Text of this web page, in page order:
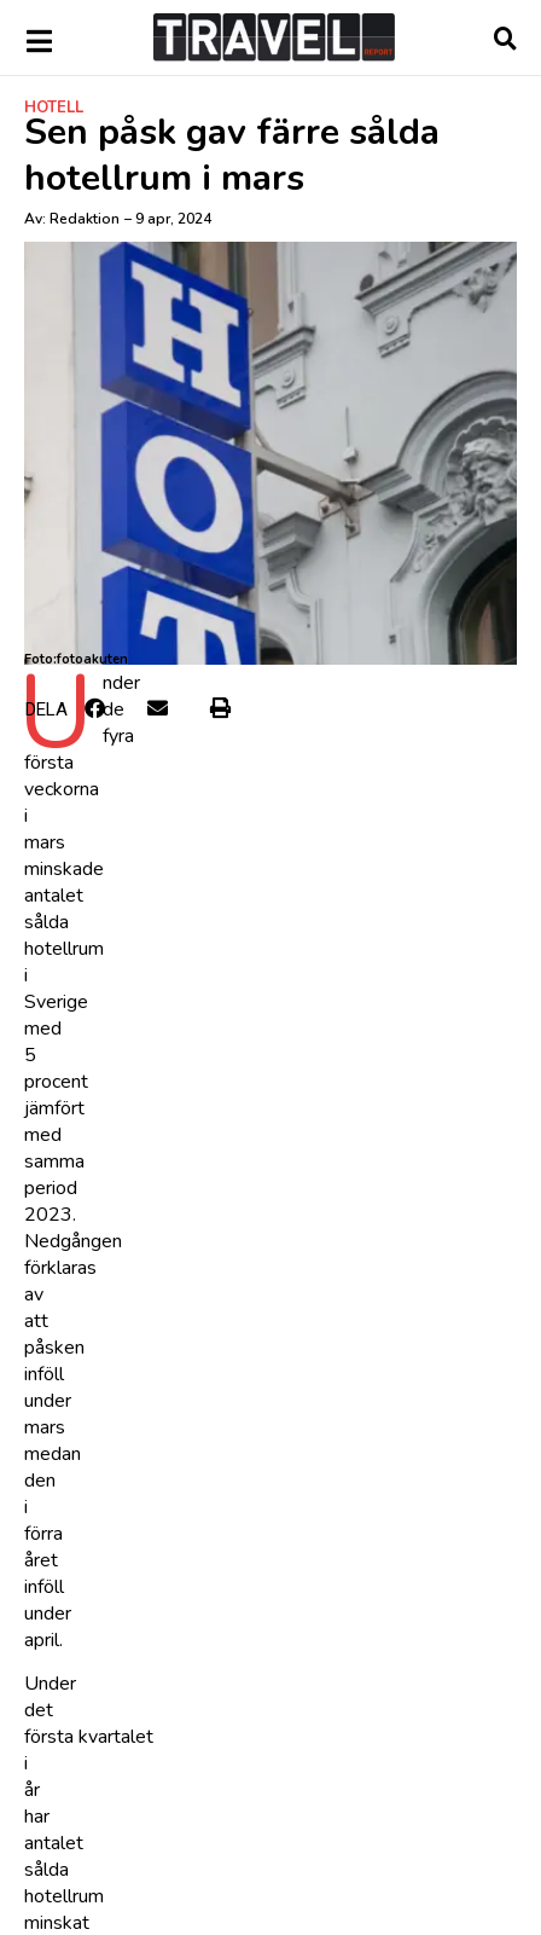
HOTELL
Sen påsk gav färre sålda
hotellrum i mars
Av: Redaktion –9 apr, 2024
Foto:fotoakuten
U nder
de
fyra
första
veckorna
i
mars
minskade
antalet
sålda
hotellrum
i
Sverige
med
5
procent
jämfört
med
samma
period
2023.
Nedgången
förklaras
av
att
påsken
inföll
under
mars
medan
den
i
förra
året
inföll
under
april.
Under
det
första kvartalet
i
år
har
antalet
sålda
hotellrum
minskat
DELA